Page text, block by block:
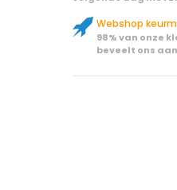
Webshop
98% van onze
beveelt ons